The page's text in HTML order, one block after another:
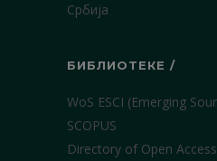
Србија
БИБЛИОТЕКЕ /
WoS ESCI (Emerging
SCOPUS
Directory of Open